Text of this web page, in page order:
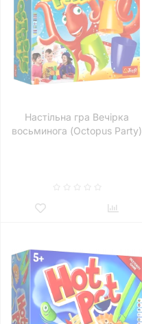
Настільна гра Вечірка
восьминога (Octopus Party)